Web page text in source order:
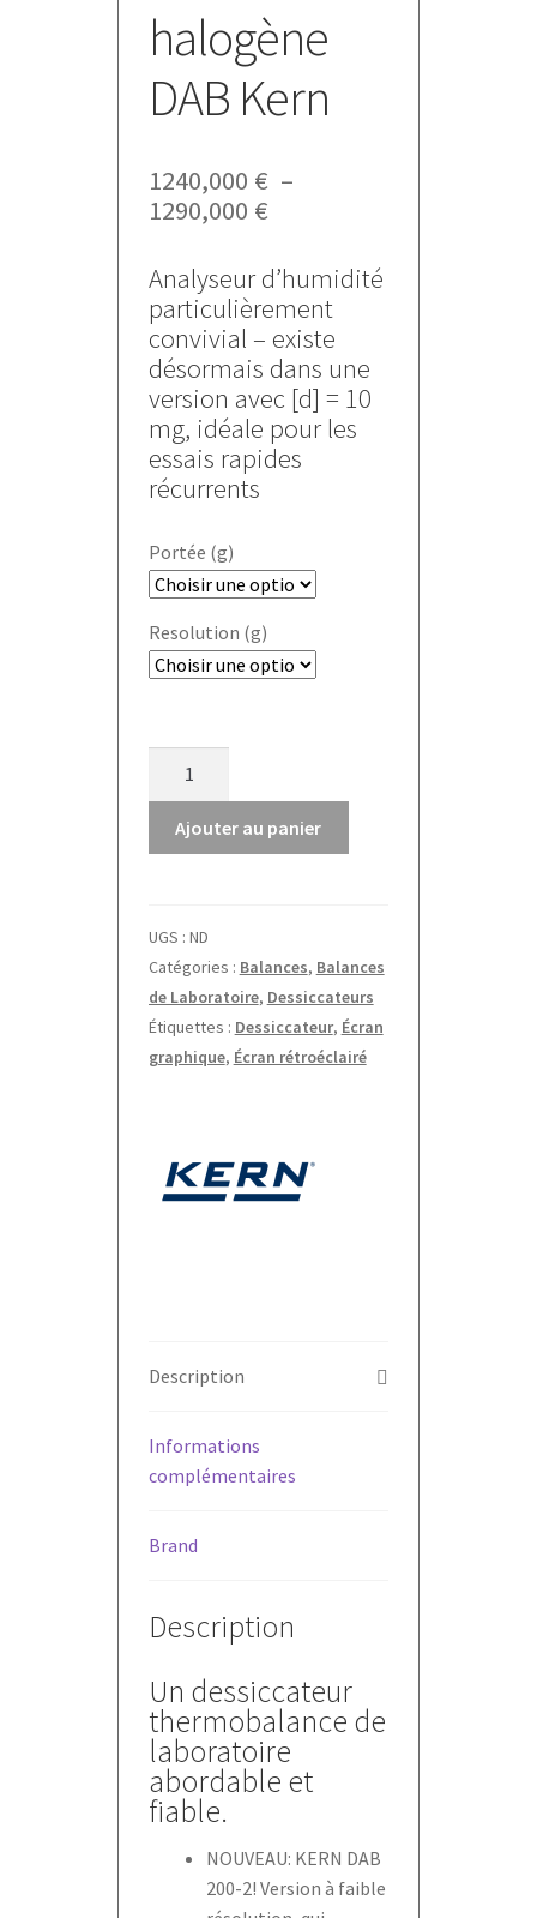
halogène
DAB Kern
1240,000 € –
1290,000 €Plage
prix :
1240,000 €
à
1290,000 €
Analyseur d’humidité
particulièrement
convivial – existe
désormais dans une
version avec [d] = 10
mg, idéale pour les
essais rapides
récurrents
Portée (g)
Resolution (g)
Dessiccateur
thermobalance
Kern
Ajouter au panier
UGS : ND
Catégories : Balances, Balances
de Laboratoire, Dessiccateurs
Étiquettes : Dessiccateur, Écran
graphique, Écran rétroéclairé
Description
Informations
complémentaires
Brand
Description
Un dessiccateur
thermobalance de
laboratoire
abordable et
fiable.
NOUVEAU: KERN DAB
200-2! Version à faible